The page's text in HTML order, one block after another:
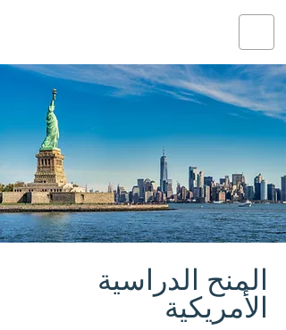
المنح الدراسية
الأمريكية